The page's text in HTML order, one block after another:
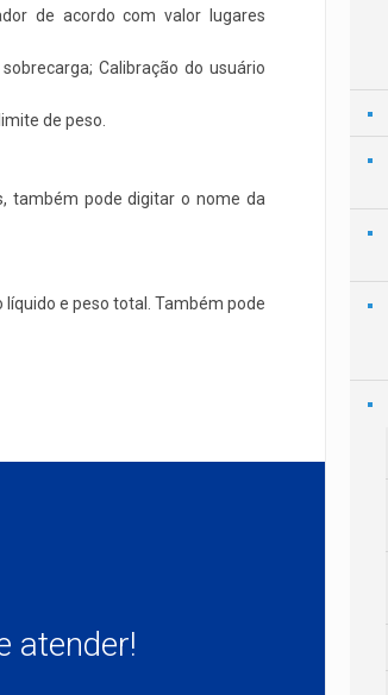
de acordo com valor lugares
Calibração do usuário
de peso.
também pode digitar o nome da
líquido e peso total. Também pode
atender!